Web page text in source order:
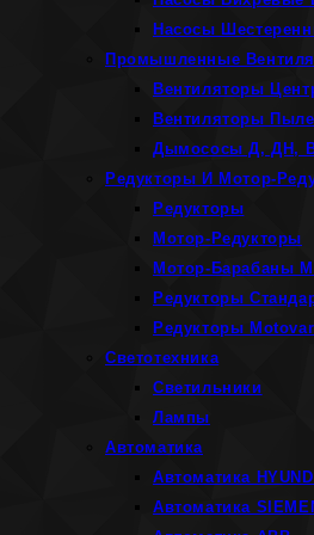
Насосы
Промышленные
Вентиляторы
Вентиляторы
Дымососы Д, ДН,
Редукторы И Мотор-
Редукторы
Мотор-Редукторы
Мотор-Барабаны
Редукторы
Редукторы
Светотехника
Светильники
Лампы
Автоматика
Автоматика
Автоматика